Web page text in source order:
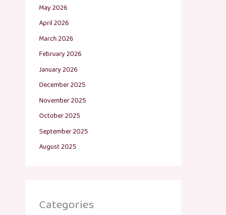
May 2026
April 2026
March 2026
February 2026
January 2026
December 2025
November 2025
October 2025
September 2025
August 2025
Categories